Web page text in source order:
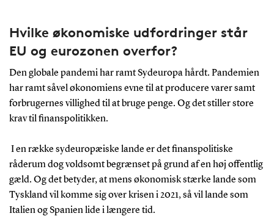
Hvilke økonomiske udfordringer står
EU og eurozonen overfor?
Den globale pandemi har ramt Sydeuropa hårdt. Pandemien
har ramt såvel økonomiens evne til at producere varer samt
forbrugernes villighed til at bruge penge. Og det stiller store
krav til finanspolitikken.
I en række sydeuropæiske lande er det finanspolitiske
råderum dog voldsomt begrænset på grund af en høj offentlig
gæld. Og det betyder, at mens økonomisk stærke lande som
Tyskland vil komme sig over krisen i 2021, så vil lande som
Italien og Spanien lide i længere tid.